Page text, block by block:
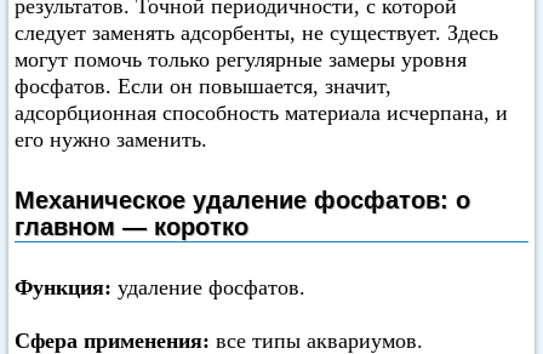
результатов. Точной периодичности, с которой
следует заменять адсорбенты, не существует. Здесь
могут помочь только регулярные замеры уровня
фосфатов. Если он повышается, значит,
адсорбционная способность материала исчерпана, и
его нужно заменить.
Механическое удаление фосфатов: о
главном — коротко
Функция: удаление фосфатов.
Сфера применения: все типы аквариумов.